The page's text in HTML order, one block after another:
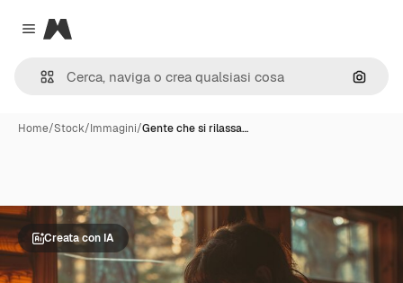
Close menu
Magnific
Cerca
Home/Stock/Immagini/Gente che si rilassa…
Creata con IA